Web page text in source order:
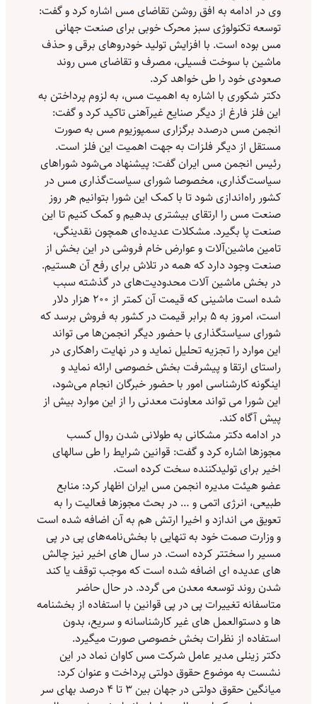
وی در ادامه به افق روشن تقاضای مس‌ اشاره کرد و گفت:
توسعه تکنولوژی سبز محرک خوبی برای صنعت جهانی
مس بوده است. با افزایش تولید خودروهای برقی و حذف
ماشین با سوخت فسیلی، مصرف و تقاضای مس روند
صعودی خود را طی خواهد کرد.
دکتر شکوری با اشاره به اهمیت مس، به لزوم پرداختن به
این فلز فارغ از دیگر صنایع غیرآهنی تاکید کرد و گفت:
انجمن مس درصدد برگزاری سمپوزیوم مس به صورت
مستقل از دیگر فلزات به جهت اهمیت این فلز است.
رئیس انجمن مس ایران گفت: پیشنهاد می‌شود شوراهای
سیاست‌گذاری، مخصوصا شورای سیاست‌گذاری مس در
کشور راه‌اندازی شود تا با کمک این شورا بتوانیم هر روز
صنعت مس را ارتقای بیشتری بدهیم و کمک کنیم تا این
صنعت پا بگیرد. مشکلات عدیده‌ای همچون نقدینگی،
تامین ماشین‌آلات و عوارض خام فروشی در این بخش از
صنعت وجود دارد که همه در تلاش برای رفع آن هستیم.
در بخش ماشین آلات محدودیت‌های در گذشته سبب
شده است ماشینی که قیمت آن کمتر از ۲۰۰ هزار دلار
است، امروز به ۵ برابر قیمت در کشور به فروش برسد که
شورای سیاستگذاری با حضور دیگر انجمن‌ها می تواند
این موارد را تجزیه تحلیل نماید و‌ در نهایت راهکاری در
راستای ارتقا و پیشرفت بخش خصوصی ارائه نماید و
اینگونه کارشناسی امور با حضور خبرگان انجام می‌شود،
این شورا می تواند معاونت معدنی را از این موارد بیش از
پیش آگاه کند.
در ادامه دکتر مشکانی به طولانی شدن روال کسب
مجوزها اشاره کرد و گفت: قوانین شرایط را طی سالهای
اخیر برای تولیدکننده سخت کرده است.
عضو هیئت مدیره انجمن مس ایران اظهار کرد: منابع
طبیعی، انرژی اتمی و … در بحث مجوزها فعالیت را به
تعویق می اندازد و اخیرا ارتش هم به آن اضافه شده است
و وزارت صمت خود به تنهایی با بخش‌نامه‌های پی در پی
مسیر را سختتر کرده است. در سال های اخیر نیز چالش
های عدیده ای اضافه شده است که موجب توقف یا کند
شدن روند توسعه معدن می گردد. در حال حاضر
متاسفانه تغییرات پی در پی قوانین با استفاده از بخشنامه
ها و دستوالعمل های غیر کارشناسانه و سریع، بدون
استفاده از نظرات بخش خصوصی صورت میگیرد.
دکتر زینلی مدیر عامل شرکت مس کاوان نماد در این
نشست به موضوع حقوق دولتی پرداخت و عنوان کرد:
میانگین حقوق دولتی در جهان بین ۳ تا ۴ درصد بهای سر